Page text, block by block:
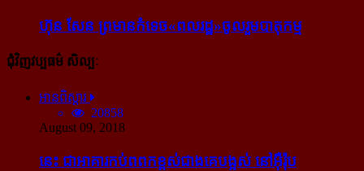
ហ៊ុន សែន ព្រមាន​កំទេច​«ពលរដ្ឋ»​ចូលរួម​បាតុកម្ម
ជុំវិញវប្បធម៌ សិល្បៈ
អានពិស្ដារ
20858
August 09, 2018
នេះ ជា​អាគារ​កប់​ពពក​ខ្ពស់​ជាង​គេ​បង្អស់ នៅ​អ៊ឺរ៉ុប